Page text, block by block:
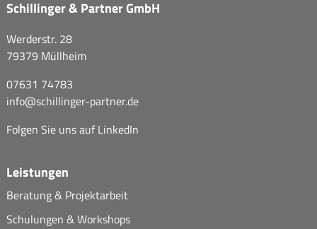
Schillinger & Partner GmbH
Werderstr. 28
79379 Müllheim
07631 74783
info@schillinger-partner.de
Folgen Sie uns auf LinkedIn
Leistungen
Beratung & Projektarbeit
Schulungen & Workshops